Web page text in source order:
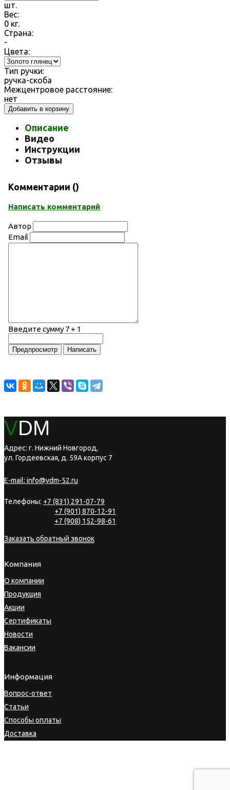
шт.
Вес:
0 кг.
Страна:
-
Цвета:
Тип ручки:
ручка-скоба
Межцентровое расстояние:
нет
Добавить в корзину
Описание
Видео
Инструкции
Отзывы
Комментарии ()
Написать комментарий
Автор
Email
Введите сумму 7 + 1
VDM
Адрес: г. Нижний Новгород,
ул. Гордеевская, д. 59А корпус 7
E-mail: info@vdm-52.ru
Телефоны: +7 (831) 291-07-79
+7 (901) 870-12-91
+7 (908) 152-98-61
Заказать обратный звонок
Компания
О компании
Продукция
Акции
Сертификаты
Новости
Вакансии
Информация
Вопрос-ответ
Статьи
Способы оплаты
Доставка